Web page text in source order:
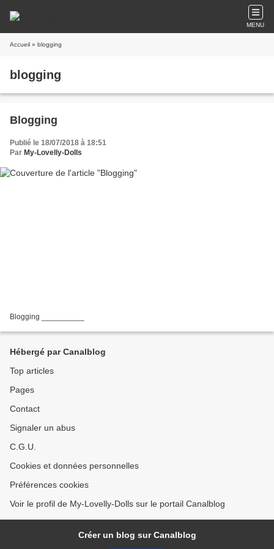
MENU
Accueil » blogging
blogging
Blogging
Publié le 18/07/2018 à 18:51
Par My-Lovelly-Dolls
Blogging __________
Hébergé par Canalblog
Top articles
Pages
Contact
Signaler un abus
C.G.U.
Cookies et données personnelles
Préférences cookies
Voir le profil de My-Lovelly-Dolls sur le portail Canalblog
Créer un blog sur Canalblog